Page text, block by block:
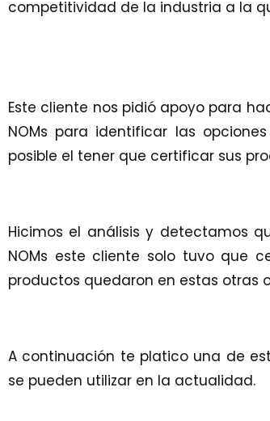
competitividad de la industria a la
Este cliente nos pidió apoyo para
NOMs para identificar las
posible el tener que certificar sus
Hicimos el análisis y detectamos
NOMs este cliente solo tuvo que
productos quedaron en estas otras
A continuación te platico una de
se pueden utilizar en la actualidad.